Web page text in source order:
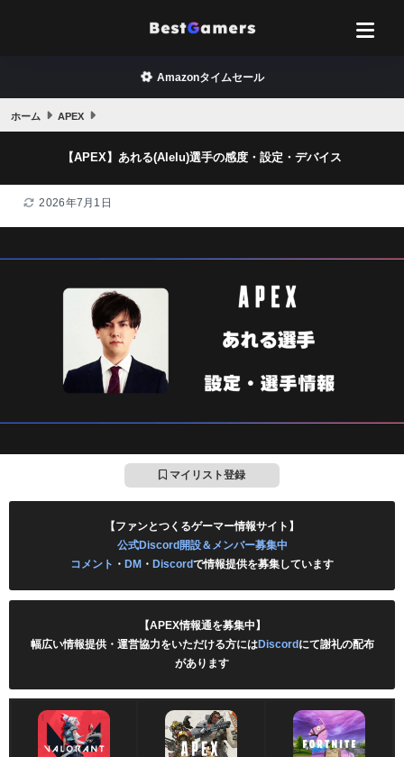
Amazonタイムセール
ホーム APEX
【APEX】あれる(Alelu)選手の感度・設定・デバイス
2026年7月1日
マイリスト登録
【ファンとつくるゲーマー情報サイト】
公式Discord開設＆メンバー募集中
コメント ・ DM ・ Discordで情報提供を募集しています
【APEX情報通を募集中】
幅広い情報提供・運営協力をいただける方にはDiscordにて謝礼の配布
があります